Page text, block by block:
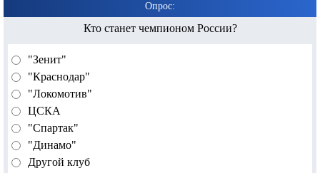
Опрос:
Кто станет чемпионом России?
"Зенит"
"Краснодар"
"Локомотив"
ЦСКА
"Спартак"
"Динамо"
Другой клуб